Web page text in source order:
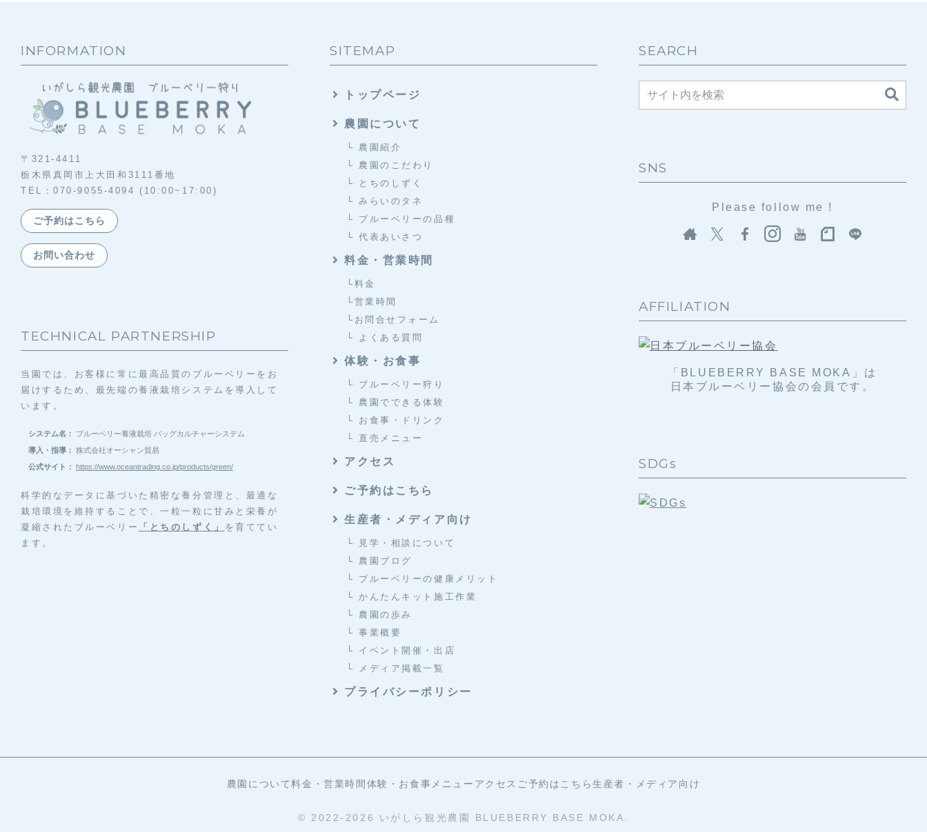
INFORMATION
〒321-4411
栃木県真岡市上大田和3111番地
TEL：070-9055-4094 (10:00~17:00)
ご予約はこちら
お問い合わせ
TECHNICAL PARTNERSHIP
当園では、お客様に常に最高品質のブルーベリーをお
届けするため、最先端の養液栽培システムを導入して
います。
システム名：
ブルーベリー養液栽培 バッグカルチャーシステム
導入・指導： 株式会社オーシャン貿易
公式サイト： https://www.oceantrading.co.jp/products/green/
科学的なデータに基づいた精密な養分管理と、最適な
栽培環境を維持することで、一粒一粒に甘みと栄養が
凝縮されたブルーベリー
「とちのしずく」 を育ててい
ます。
SITEMAP
トップページ
農園について
└ 農園紹介
└ 農園のこだわり
└ とちのしずく
└ みらいのタネ
└ ブルーベリーの品種
└ 代表あいさつ
料金・営業時間
└料金
└営業時間
└お問合せフォーム
└ よくある質問
体験・お食事
└ ブルーベリー狩り
└ 農園でできる体験
└ お食事・ドリンク
└ 直売メニュー
アクセス
ご予約はこちら
生産者・メディア向け
└ 見学・相談について
└ 農園ブログ
└ ブルーベリーの健康メリット
└ かんたんキット施工作業
└ 農園の歩み
└ 事業概要
└ イベント開催・出店
└ メディア掲載一覧
プライバシーポリシー
SEARCH
SNS
Please follow me !
AFFILIATION
「BLUEBERRY BASE MOKA」は
日本ブルーベリー協会の会員です。
SDGs
農園について料金・営業時間体験・お食事メニュー アクセス ご予約はこちら生産者・メディア向け
© 2022-2026 いがしら観光農園 BLUEBERRY BASE MOKA.